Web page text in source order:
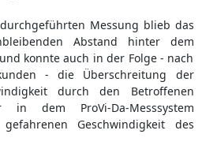
Messung blieb das
Abstand hinter dem
konnte auch in der Folge - nach
- die Überschreitung der
durch den Betroffenen
dem ProVi-Da-Messsystem
Geschwindigkeit des